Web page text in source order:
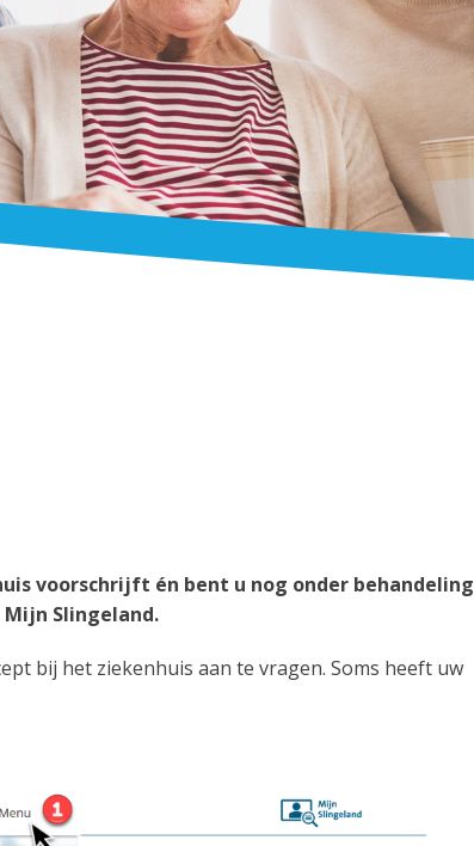
voorschrijft én bent u nog onder behandeling
Slingeland.
bij het ziekenhuis aan te vragen. Soms heeft uw